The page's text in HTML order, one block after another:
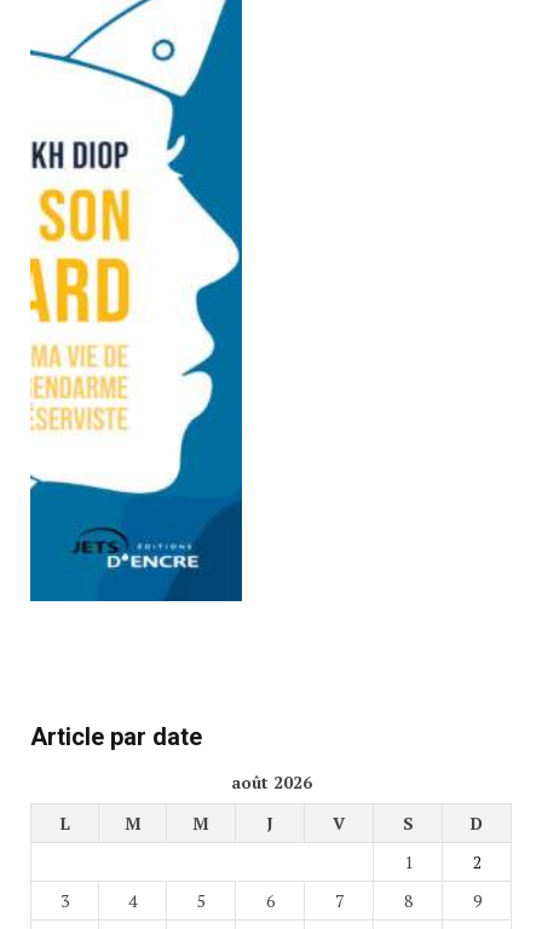
Article par date
août 2026
L
M M J V S
D
1
2
3
4 5 6 7 8
9